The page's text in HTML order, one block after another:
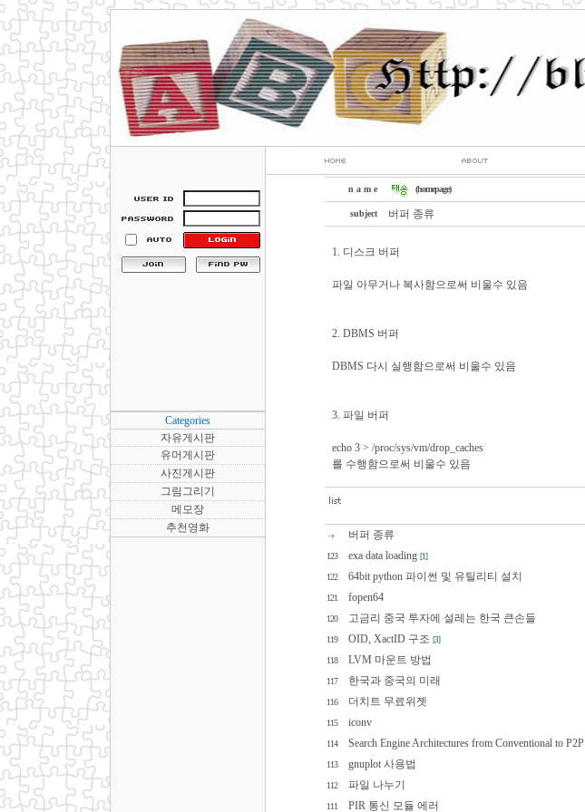
Categories
자유게시판
유머게시판
사진게시판
그림그리기
메모장
추천영화
n a m e (homepage)
subject 버퍼 종류
1. 디스크 버퍼
파일 아무거나 복사함으로써 비울수 있음
2. DBMS 버퍼
DBMS 다시 실행함으로써 비울수 있음
3. 파일 버퍼
echo 3 > /proc/sys/vm/drop_caches
를 수행함으로써 비울수 있음
버퍼 종류
123 exa data loading [1]
122 64bit python 파이썬 및 유틸리티 설치
121 fopen64
120 고금리 중국 투자에 설레는 한국 큰손들
119 OID, XactID 구조 [3]
118 LVM 마운트 방법
117 한국과 중국의 미래
116 더치트 무료위젯
115 iconv
114 Search Engine Architectures from Conventional to P2P
113 gnuplot 사용법
112 파일 나누기
111 PIR 통신 모듈 에러